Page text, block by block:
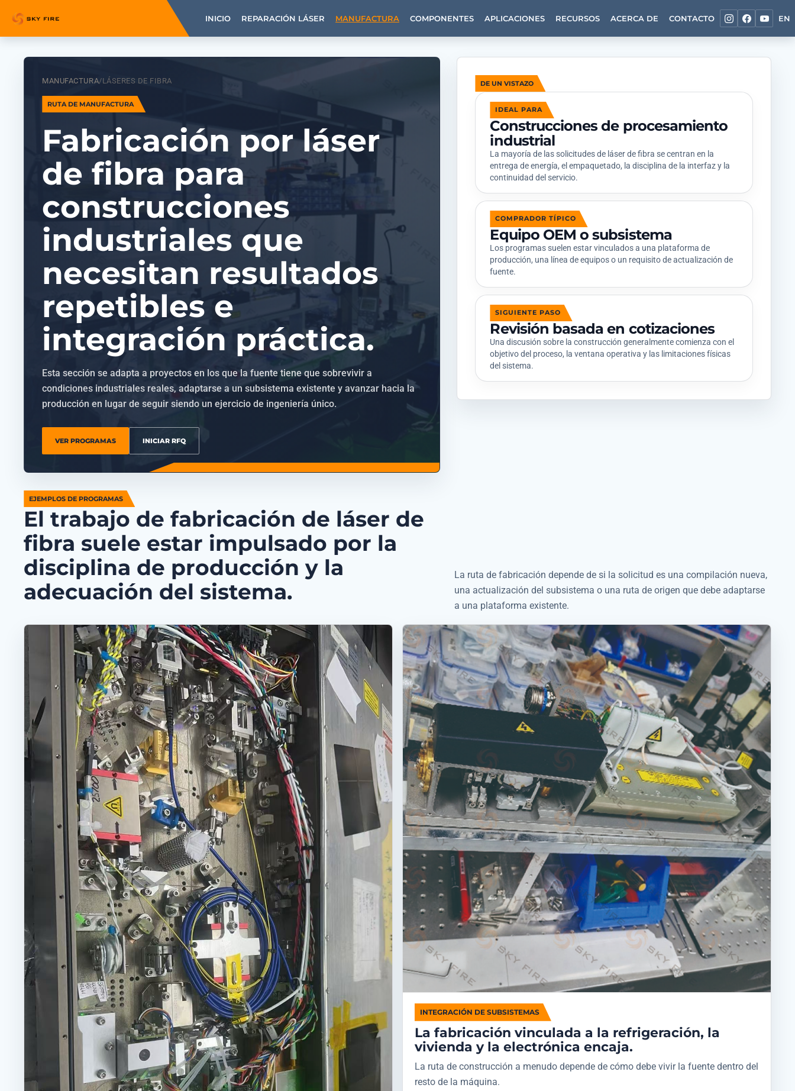
INICIO REPARACIÓN LÁSER MANUFACTURA COMPONENTES APLICACIONES RECURSOS ACERCA DE CONTACTO EN
MANUFACTURA/LÁSERES DE FIBRA
RUTA DE MANUFACTURA
Fabricación por láser
de fibra para
construcciones
industriales que
necesitan resultados
repetibles e
integración práctica.
Esta sección se adapta a proyectos en los que la fuente tiene que sobrevivir a
condiciones industriales reales, adaptarse a un subsistema existente y avanzar hacia la
producción en lugar de seguir siendo un ejercicio de ingeniería único.
VER PROGRAMAS INICIAR RFQ
DE UN VISTAZO
IDEAL PARA
Construcciones de procesamiento
industrial
La mayoría de las solicitudes de láser de fibra se centran en la
entrega de energía, el empaquetado, la disciplina de la interfaz y la
continuidad del servicio.
COMPRADOR TÍPICO
Equipo OEM o subsistema
Los programas suelen estar vinculados a una plataforma de
producción, una línea de equipos o un requisito de actualización de
fuente.
SIGUIENTE PASO
Revisión basada en cotizaciones
Una discusión sobre la construcción generalmente comienza con el
objetivo del proceso, la ventana operativa y las limitaciones físicas
del sistema.
EJEMPLOS DE PROGRAMAS
El trabajo de fabricación de láser de
fibra suele estar impulsado por la
disciplina de producción y la
adecuación del sistema.
La ruta de fabricación depende de si la solicitud es una compilación nueva,
una actualización del subsistema o una ruta de origen que debe adaptarse
a una plataforma existente.
INTEGRACIÓN DE SUBSISTEMAS
La fabricación vinculada a la refrigeración, la
vivienda y la electrónica encaja.
La ruta de construcción a menudo depende de cómo debe vivir la fuente dentro del
resto de la máquina.